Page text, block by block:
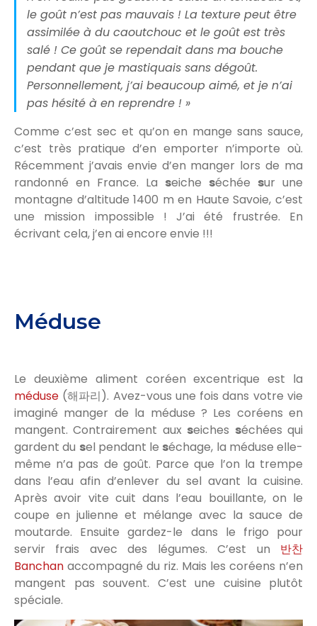
le goût n’est pas mauvais ! La texture peut être
assimilée à du caoutchouc et le goût est très
salé ! Ce goût se rependait dans ma bouche
pendant que je mastiquais sans dégoût.
Personnellement, j’ai beaucoup aimé, et je n’ai
pas hésité à en reprendre ! »
Comme c’est sec et qu’on en mange sans sauce,
c’est très pratique d’en emporter n’importe où.
Récemment j’avais envie d’en manger lors de ma
randonné en France. La seiche séchée sur une
montagne d’altitude 1400 m en Haute Savoie, c’est
une mission impossible ! J’ai été frustrée. En
écrivant cela, j’en ai encore envie !!!
Méduse
Le deuxième aliment coréen excentrique est la
méduse (해파리). Avez-vous une fois dans votre vie
imaginé manger de la méduse ? Les coréens en
mangent. Contrairement aux seiches séchées qui
gardent du sel pendant le séchage, la méduse elle-
même n’a pas de goût. Parce que l’on la trempe
dans l’eau afin d’enlever du sel avant la cuisine.
Après avoir vite cuit dans l’eau bouillante, on le
coupe en julienne et mélange avec la sauce de
moutarde. Ensuite gardez-le dans le frigo pour
servir frais avec des légumes. C’est un 반찬
Banchan accompagné du riz. Mais les coréens n’en
mangent pas souvent. C’est une cuisine plutôt
spéciale.